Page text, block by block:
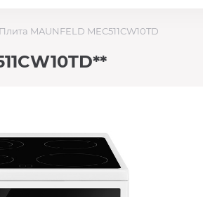
Плита MAUNFELD MEC511CW10TD